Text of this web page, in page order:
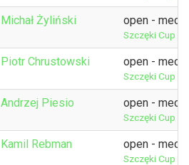
Michał Żyliński open - mecz
Szczęki Cup
Piotr Chrustowski open - mecz
Szczęki Cup
Andrzej Piesio open - mecz
Szczęki Cup
Kamil Rebman open - mecz
Szczęki Cup